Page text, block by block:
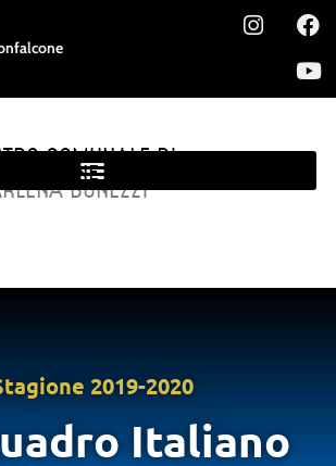
COMUNALE DI
BONEZZI
2019-2020
Italiano